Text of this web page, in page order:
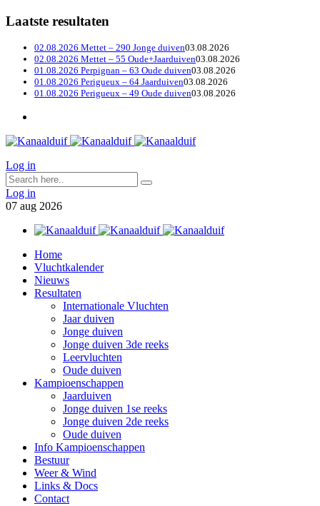
Laatste resultaten
02.08.2026 Mettet – 290 Jonge duiven03.08.2026
02.08.2026 Mettet – 55 Oude+Jaarduiven03.08.2026
01.08.2026 Perpignan – 63 Oude duiven03.08.2026
01.08.2026 Perigueux – 64 Jaarduiven03.08.2026
01.08.2026 Perigueux – 49 Oude duiven03.08.2026
Log in
Log in
07 aug 2026
Home
Vluchtkalender
Nieuws
Resultaten
Internationale Vluchten
Jaar duiven
Jonge duiven
Jonge duiven 3de reeks
Leervluchten
Oude duiven
Kampioenschappen
Jaarduiven
Jonge duiven 1se reeks
Jonge duiven 2de reeks
Oude duiven
Info Kampioenschappen
Bestuur
Weer & Wind
Links & Docs
Contact